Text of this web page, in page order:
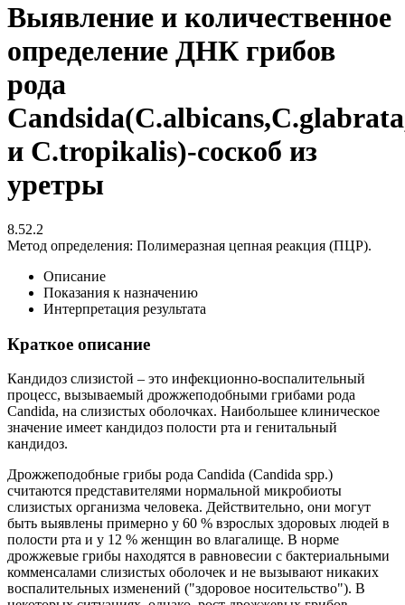
Выявление и количественное
определение ДНК грибов
рода
и C.tropikalis)-соскоб из
уретры
8.52.2
Метод определения: Полимеразная цепная реакция (ПЦР).
Описание
Показания к назначению
Интерпретация результата
Краткое описание
Кандидоз слизистой – это инфекционно-воспалительный
процесс, вызываемый дрожжеподобными грибами рода
Candida, на слизистых оболочках. Наибольшее клиническое
значение имеет кандидоз полости рта и генитальный
кандидоз.
Дрожжеподобные грибы рода Candida (Candida spp.)
считаются представителями нормальной микробиоты
слизистых организма человека. Действительно, они могут
быть выявлены примерно у 60 % взрослых здоровых людей в
полости рта и у 12 % женщин во влагалище. В норме
дрожжевые грибы находятся в равновесии с бактериальными
комменсалами слизистых оболочек и не вызывают никаких
воспалительных изменений ("здоровое носительство"). В